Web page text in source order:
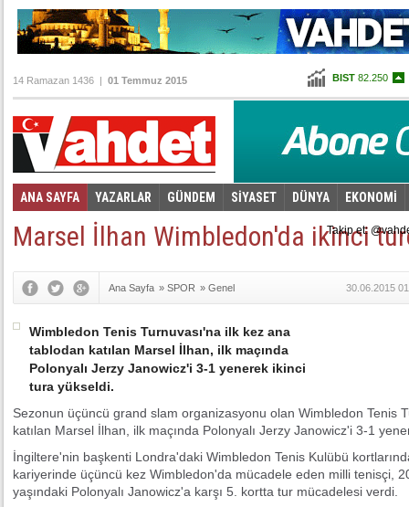
BIST 82.250
Altın100,803
Euro 2,9965
14 Ramazan 1436 | 01 Temmuz 2015
ANA SAYFA YAZARLAR GÜNDEM SİYASET DÜNYA EKONOMİ
Foto Galeri | Video Galeri
Marsel İlhan Wimbledon'da ikinci
Ana Sayfa » SPOR » Genel 30.06.2015
Wimbledon Tenis Turnuvası'na ilk kez ana
tablodan katılan Marsel İlhan, ilk maçında
Polonyalı Jerzy Janowicz'i 3-1 yenerek ikinci
tura yükseldi.
Sezonun üçüncü grand slam organizasyonu olan Wimbledon Tenis
katılan Marsel İlhan, ilk maçında Polonyalı Jerzy Janowicz'i 3-1
İngiltere'nin başkenti Londra'daki Wimbledon Tenis Kulübü
kariyerinde üçüncü kez Wimbledon'da mücadele eden milli tenisçi,
yaşındaki Polonyalı Janowicz'a karşı 5. kortta tur mücadelesi verdi.
Takip et: